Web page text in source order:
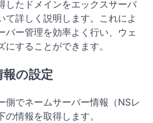
したドメインをエックスサーバ
て詳しく説明します。これによ
バー管理を効率よく行い、ウェ
することができます。
の設定
側でネームサーバー情報（NSレ
情報を取得します。